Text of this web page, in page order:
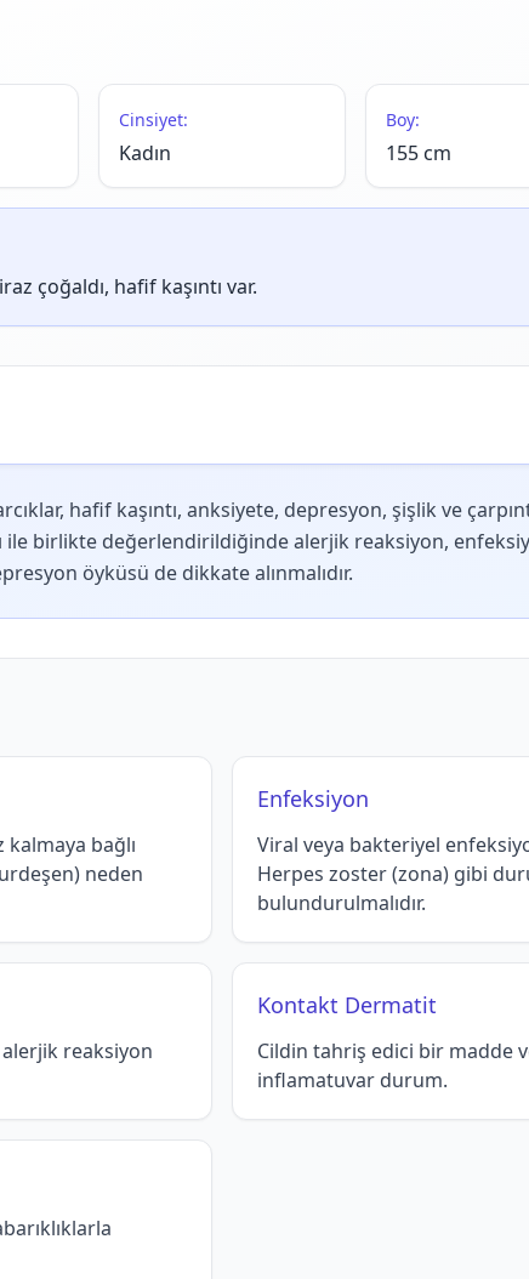
Cinsiyet:
Kadın
Boy:
155 cm
çoğaldı, hafif kaşıntı var.
hafif kaşıntı, anksiyete, depresyon, şişlik ve
ile birlikte değerlendirildiğinde alerjik reaksiyon,
öyküsü de dikkate alınmalıdır.
bağlı
neden
Enfeksiyon
Viral veya bakteriyel
Herpes zoster (zona) gibi
bulundurulmalıdır.
alerjik reaksiyon
Kontakt Dermatit
Cildin tahriş edici bir madde
inflamatuvar durum.